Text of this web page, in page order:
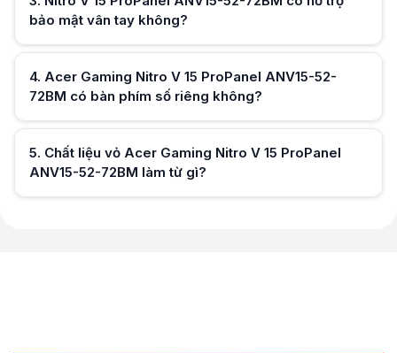
Hữu ích (0)
bảo mật vân tay không?
Hữu ích (0)
4. Acer Gaming Nitro V 15 ProPanel ANV15-52-
72BM có bàn phím số riêng không?
5. Chất liệu vỏ Acer Gaming Nitro V 15 ProPanel
ANV15-52-72BM làm từ gì?